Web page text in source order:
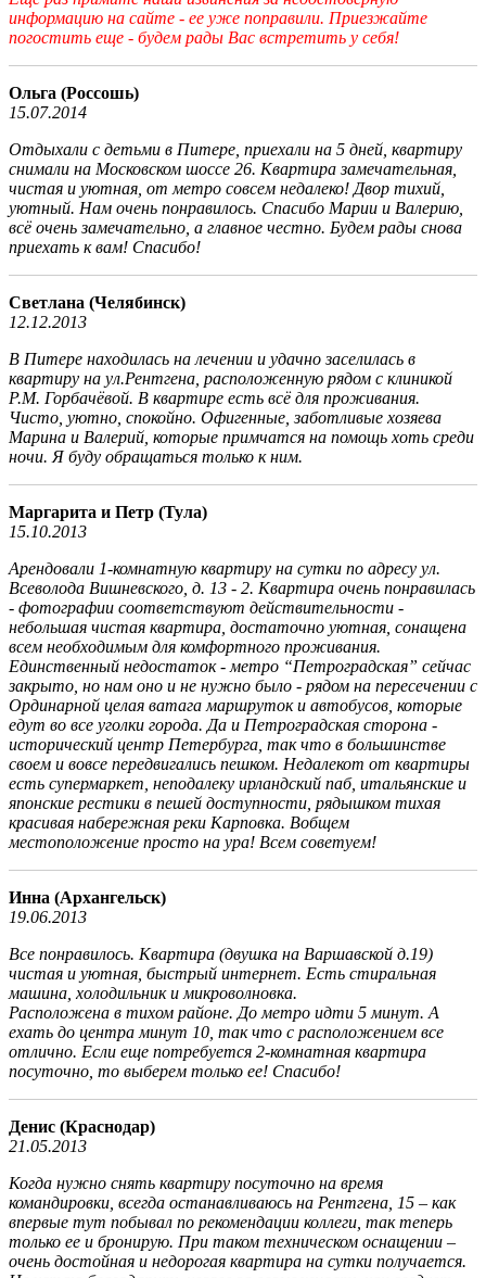
информацию на сайте - ее уже поправили. Приезжайте
погостить еще - будем рады Вас встретить у себя!
Ольга (Россошь)
15.07.2014
Отдыхали с детьми в Питере, приехали на 5 дней, квартиру
снимали на Московском шоссе 26. Квартира замечательная,
чистая и уютная, от метро совсем недалеко! Двор тихий,
уютный. Нам очень понравилось. Спасибо Марии и Валерию,
всё очень замечательно, а главное честно. Будем рады снова
приехать к вам! Спасибо!
Светлана (Челябинск)
12.12.2013
В Питере находилась на лечении и удачно заселилась в
квартиру на ул.Рентгена, расположенную рядом с клиникой
Р.М. Горбачёвой. В квартире есть всё для проживания.
Чисто, уютно, спокойно. Офигенные, заботливые хозяева
Марина и Валерий, которые примчатся на помощь хоть среди
ночи. Я буду обращаться только к ним.
Маргарита и Петр (Тула)
15.10.2013
Арендовали 1-комнатную квартиру на сутки по адресу ул.
Всеволода Вишневского, д. 13 - 2. Квартира очень понравилась
- фотографии соответствуют действительности -
небольшая чистая квартира, достаточно уютная, сонащена
всем необходимым для комфортного проживания.
Единственный недостаток - метро “Петроградская” сейчас
закрыто, но нам оно и не нужно было - рядом на пересечении с
Ординарной целая ватага маршруток и автобусов, которые
едут во все уголки города. Да и Петроградская сторона -
исторический центр Петербурга, так что в большинстве
своем и вовсе передвигались пешком. Недалекот от квартиры
есть супермаркет, неподалеку ирландский паб, итальянские и
японские рестики в пешей доступности, рядышком тихая
красивая набережная реки Карповка. Вобщем
местоположение просто на ура! Всем советуем!
Инна (Архангельск)
19.06.2013
Все понравилось. Квартира (двушка на Варшавской д.19)
чистая и уютная, быстрый интернет. Есть стиральная
машина, холодильник и микроволновка.
Расположена в тихом районе. До метро идти 5 минут. А
ехать до центра минут 10, так что с расположением все
отлично. Если еще потребуется 2-комнатная квартира
посуточно, то выберем только ее! Спасибо!
Денис (Краснодар)
21.05.2013
Когда нужно снять квартиру посуточно на время
командировки, всегда останавливаюсь на Рентгена, 15 – как
впервые тут побывал по рекомендации коллеги, так теперь
только ее и бронирую. При таком техническом оснащении –
очень достойная и недорогая квартира на сутки получается.